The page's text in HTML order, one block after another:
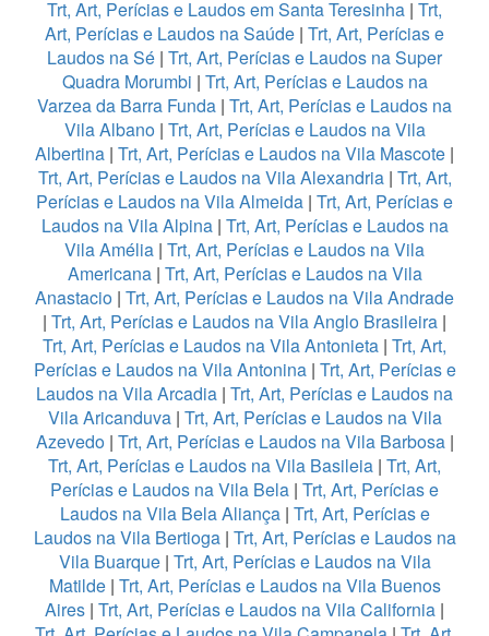
Trt, Art, Perícias e Laudos em Santa Teresinha | Trt,
Art, Perícias e Laudos na Saúde | Trt, Art, Perícias e
Laudos na Sé | Trt, Art, Perícias e Laudos na Super
Quadra Morumbi | Trt, Art, Perícias e Laudos na
Varzea da Barra Funda | Trt, Art, Perícias e Laudos na
Vila Albano| Trt, Art, Perícias e Laudos na Vila
Albertina | Trt, Art, Perícias e Laudos na Vila Mascote |
Trt, Art, Perícias e Laudos na Vila Alexandria| Trt, Art,
Perícias e Laudos na Vila Almeida | Trt, Art, Perícias e
Laudos na Vila Alpina | Trt, Art, Perícias e Laudos na
Vila Amélia | Trt, Art, Perícias e Laudos na Vila
Americana| Trt, Art, Perícias e Laudos na Vila
Anastacio | Trt, Art, Perícias e Laudos na Vila Andrade
| Trt, Art, Perícias e Laudos na Vila Anglo Brasileira |
Trt, Art, Perícias e Laudos na Vila Antonieta | Trt, Art,
Perícias e Laudos na Vila Antonina| Trt, Art, Perícias e
Laudos na Vila Arcadia | Trt, Art, Perícias e Laudos na
Vila Aricanduva| Trt, Art, Perícias e Laudos na Vila
Azevedo| Trt, Art, Perícias e Laudos na Vila Barbosa|
Trt, Art, Perícias e Laudos na Vila Basileia | Trt, Art,
Perícias e Laudos na Vila Bela | Trt, Art, Perícias e
Laudos na Vila Bela Aliança| Trt, Art, Perícias e
Laudos na Vila Bertioga| Trt, Art, Perícias e Laudos na
Vila Buarque| Trt, Art, Perícias e Laudos na Vila
Matilde| Trt, Art, Perícias e Laudos na Vila Buenos
Aires | Trt, Art, Perícias e Laudos na Vila California |